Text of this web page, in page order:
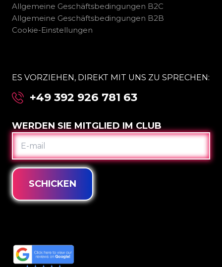
Allgemeine Geschäftsbedingungen B2C
Allgemeine Geschäftsbedingungen B2B
Cookie-Einstellungen
ES VORZIEHEN, DIREKT MIT UNS ZU SPRECHEN:
+49 392 926 781 63
WERDEN SIE MITGLIED IM CLUB
E-
MAIL
SCHICKEN